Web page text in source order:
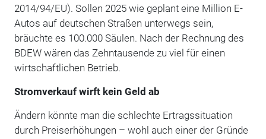
2014/94/EU). Sollen 2025 wie geplant eine Million E-
Autos auf deutschen Straßen unterwegs sein,
bräuchte es 100.000 Säulen. Nach der Rechnung des
BDEW wären das Zehntausende zu viel für einen
wirtschaftlichen Betrieb.
Stromverkauf wirft kein Geld ab
Ändern könnte man die schlechte Ertragssituation
durch Preiserhöhungen – wohl auch einer der Gründe